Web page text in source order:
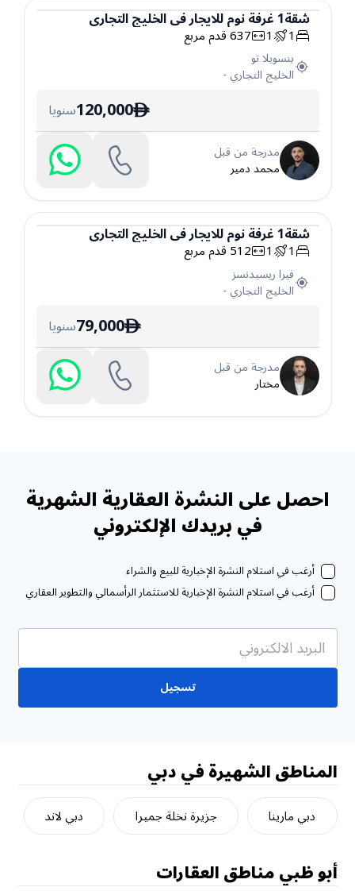
شقة
شقة1غرفة نومللايجارفيالخليج التجاري
1
1
637قدم مربع
بنسويلا تو
الخليج التجاري -
ê
120,000سنويا
مدرجة من قبل
محمد دمير
شقة
شقة1غرفة نومللايجارفيالخليج التجاري
1
1
512قدم مربع
فيرا ريسيدنسز
الخليج التجاري -
ê
79,000سنويا
مدرجة من قبل
مختار
احصل على النشرة العقارية الشهرية
في بريدك الإلكتروني
أرغب في استلام النشرة الإخبارية للبيع والشراء
أرغب في استلام النشرة الإخبارية للاستثمار الرأسمالي والتطوير العقاري
تسجيل
المناطق الشهيرة في دبي
دبي مارينا جزيرة نخلة جميرا دبي لاند
أبو ظبيمناطق العقارات